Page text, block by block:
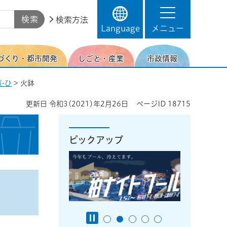
検索方法
Language
メニュー
くり・都市開発 しごと・産業 市政情報
-ひ > 火鉢
更新日 令和3(2021)年2月26日 ページID 18715
ピックアップ